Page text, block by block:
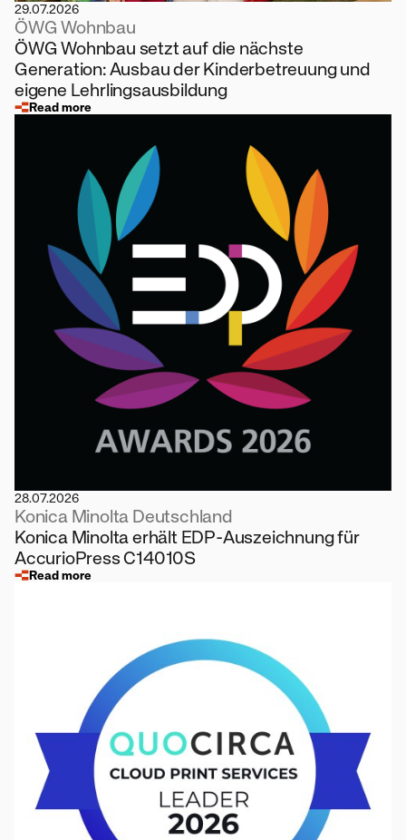
29.07.2026
ÖWG Wohnbau
ÖWG Wohnbau setzt auf die nächste
Generation: Ausbau der Kinderbetreuung und
eigene Lehrlingsausbildung
Read more
28.07.2026
Konica Minolta Deutschland
Konica Minolta erhält EDP-Auszeichnung für
AccurioPress C14010S
Read more